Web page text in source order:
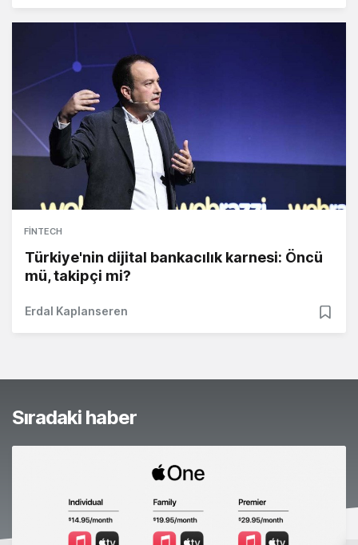
FINTECH
Türkiye'nin dijital bankacılık karnesi: Öncü
mü, takipçi mi?
Erdal Kaplanseren
Sıradaki haber